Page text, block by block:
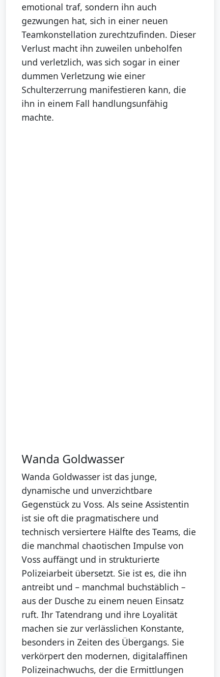
emotional traf, sondern ihn auch
gezwungen hat, sich in einer neuen
Teamkonstellation zurechtzufinden. Dieser
Verlust macht ihn zuweilen unbeholfen
und verletzlich, was sich sogar in einer
dummen Verletzung wie einer
Schulterzerrung manifestieren kann, die
ihn in einem Fall handlungsunfähig
machte.
Wanda Goldwasser
Wanda Goldwasser ist das junge,
dynamische und unverzichtbare
Gegenstück zu Voss. Als seine Assistentin
ist sie oft die pragmatischere und
technisch versiertere Hälfte des Teams, die
die manchmal chaotischen Impulse von
Voss auffängt und in strukturierte
Polizeiarbeit übersetzt. Sie ist es, die ihn
antreibt und – manchmal buchstäblich –
aus der Dusche zu einem neuen Einsatz
ruft. Ihr Tatendrang und ihre Loyalität
machen sie zur verlässlichen Konstante,
besonders in Zeiten des Übergangs. Sie
verkörpert den modernen, digitalaffinen
Polizeinachwuchs, der die Ermittlungen